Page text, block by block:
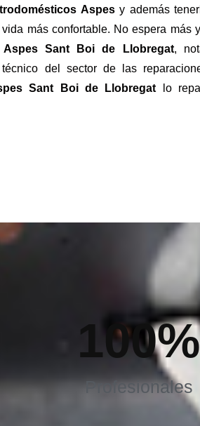
Aspesy además
más confortable. No espera más
Aspes Sant Boi de Llobregat,
del sector de las
Sant Boi de Llobregat
lo
Profesionales
100%